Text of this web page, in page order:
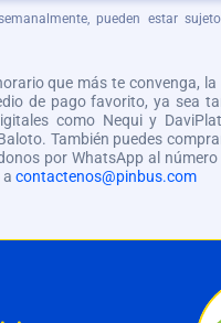
pueden estar
que más te convenga,
de pago favorito, ya sea
como Nequi y
También puedes
por WhatsApp al número
contactenos@pinbus.com